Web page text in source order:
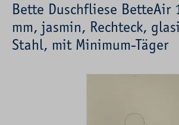
Bette Duschfliese BetteAir
mm, jasmin, Rechteck,
Stahl, mit Minimum-Täger